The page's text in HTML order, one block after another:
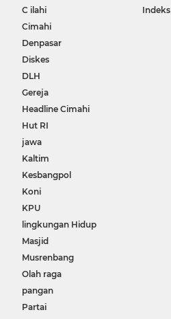
C ilahi
Cimahi
Denpasar
Diskes
DLH
Gereja
Headline Cimahi
Hut RI
jawa
Kaltim
Kesbangpol
Koni
KPU
lingkungan Hidup
Masjid
Musrenbang
Olah raga
pangan
Partai
Indeks